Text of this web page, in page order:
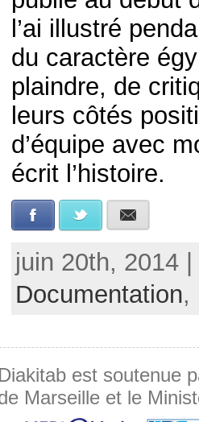
l’ai illustré
du caractère
plaindre, de
leurs côtés
d’équipe avec
écrit l’histoire.
Facebook Twitter
juin 20th, 2014
Documentation,
est soutenue
Marseille et le